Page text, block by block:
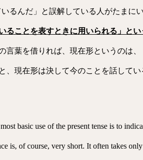
るんだ」と誤解している人がたまに
ることを表すときに用いられる」とい
葉を借りれば、現在形というのは、
、現在形は決して今のことを話して
basic use of the present tense is to
is, of course, very short. It often takes